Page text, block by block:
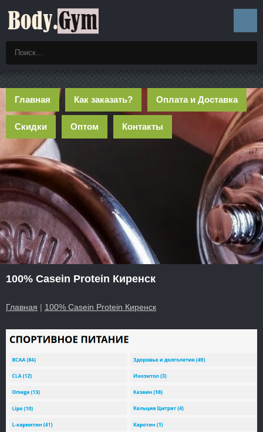
Главная Как заказать? Оплата и Доставка
Скидки Оптом Контакты
100% Casein Protein Киренск
Главная | 100% Casein Protein Киренск